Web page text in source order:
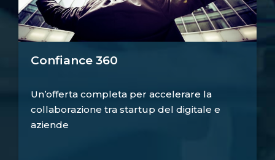
Confiance 360
Un’offerta completa per accelerare la
collaborazione tra startup del digitale e
aziende